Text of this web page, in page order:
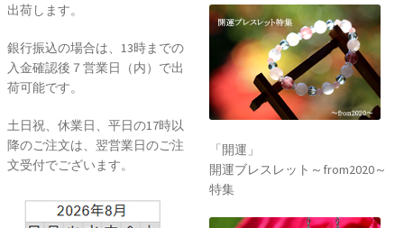
出荷します。
銀行振込の場合は、13時までの
入金確認後７営業日（内）で出
荷可能です。
土日祝、休業日、平日の17時以
降のご注文は、翌営業日のご注
文受付でございます。
「開運」
開運ブレスレット～from2020～
特集